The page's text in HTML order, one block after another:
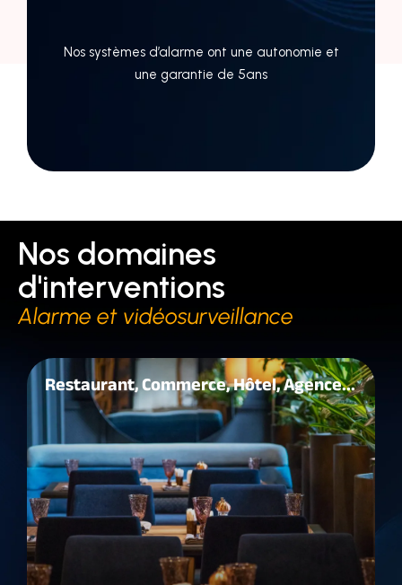
Nos systèmes d’alarme ont une autonomie et
une garantie de 5ans
Nos domaines
d'interventions
Alarme et vidéosurveillance
Restaurant, Commerce, Hôtel, Agence...